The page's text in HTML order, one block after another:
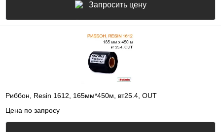
Запросить цену
Риббон, Resin 1612, 165мм*450м, вт25.4, OUT
Цена по запросу